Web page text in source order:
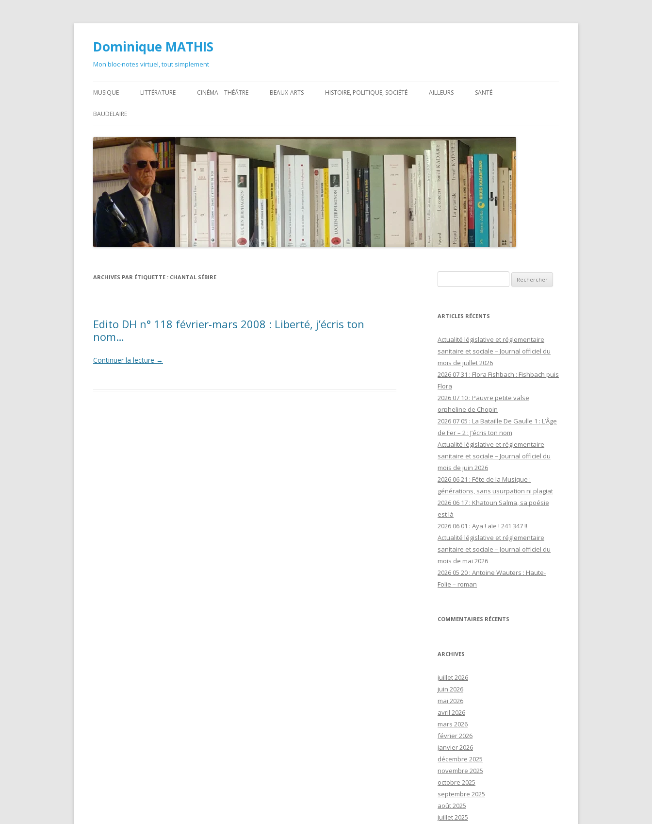
Dominique MATHIS
Mon bloc-notes virtuel, tout simplement
au
contenu
MUSIQUE LITTÉRATURE CINÉMA – THÉÂTRE BEAUX-ARTS HISTOIRE, POLITIQUE, SOCIÉTÉ AILLEURS SANTÉ
SANTÉ : RUBRIQUE LÉGISLATIVE &
RÉGLEMENTAIRE
MON PARCOURS
BAUDELAIRE
ARCHIVES PAR ÉTIQUETTE : CHANTAL SÉBIRE
Edito DH n° 118 février-mars 2008 : Liberté, j’écris ton
nom…
Continuer la lecture →
ARTICLES RÉCENTS
Actualité législative et réglementaire
sanitaire et sociale – Journal officiel du
mois de juillet 2026
2026 07 31 : Flora Fishbach : Fishbach puis
Flora
2026 07 10 : Pauvre petite valse
orpheline de Chopin
2026 07 05 : La Bataille De Gaulle 1 : L’Âge
de Fer – 2 : J’écris ton nom
Actualité législative et réglementaire
sanitaire et sociale – Journal officiel du
mois de juin 2026
2026 06 21 : Fête de la Musique :
générations, sans usurpation ni plagiat
2026 06 17 : Khatoun Salma, sa poésie
est là
2026 06 01 : Aya ! aïe ! 241 347 !!
Actualité législative et réglementaire
sanitaire et sociale – Journal officiel du
mois de mai 2026
2026 05 20 : Antoine Wauters : Haute-
Folie – roman
COMMENTAIRES RÉCENTS
ARCHIVES
juillet 2026
juin 2026
mai 2026
avril 2026
mars 2026
février 2026
janvier 2026
décembre 2025
novembre 2025
octobre 2025
septembre 2025
août 2025
juillet 2025